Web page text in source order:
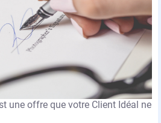
une offre que votre Client Idéal ne